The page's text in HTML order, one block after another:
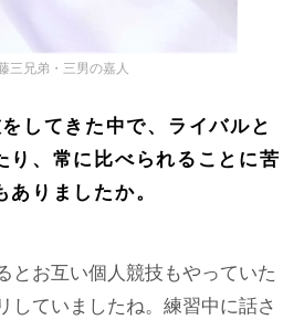
三兄弟・三男の嘉人
してきた中で、ライバルと
り、常に比べられることに苦
りましたか。
とお互い個人競技もやっていた
していましたね。練習中に話さ